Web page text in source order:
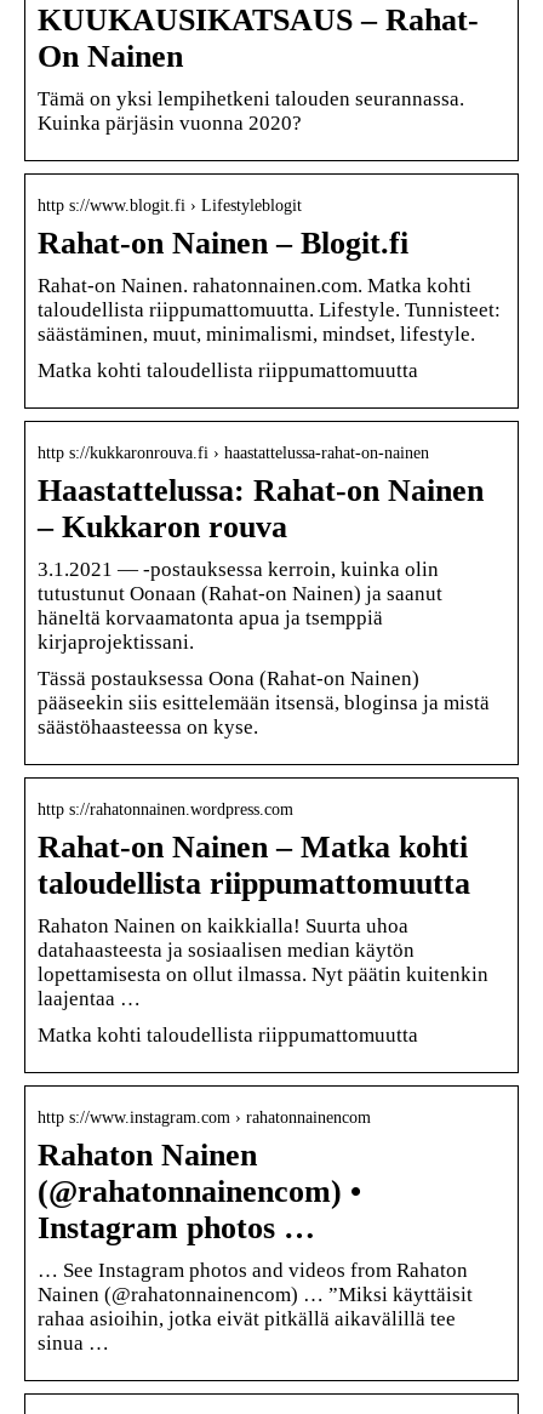
KUUKAUSIKATSAUS – Rahat-
On Nainen
Tämä on yksi lempihetkeni talouden seurannassa.
Kuinka pärjäsin vuonna 2020?
http s://www.blogit.fi › Lifestyleblogit
Rahat-on Nainen – Blogit.fi
Rahat-on Nainen. rahatonnainen.com. Matka kohti
taloudellista riippumattomuutta. Lifestyle. Tunnisteet:
säästäminen, muut, minimalismi, mindset, lifestyle.
Matka kohti taloudellista riippumattomuutta
http s://kukkaronrouva.fi › haastattelussa-rahat-on-nainen
Haastattelussa: Rahat-on Nainen
– Kukkaron rouva
3.1.2021 — -postauksessa kerroin, kuinka olin
tutustunut Oonaan (Rahat-on Nainen) ja saanut
häneltä korvaamatonta apua ja tsemppiä
kirjaprojektissani.
Tässä postauksessa Oona (Rahat-on Nainen)
pääseekin siis esittelemään itsensä, bloginsa ja mistä
säästöhaasteessa on kyse.
http s://rahatonnainen.wordpress.com
Rahat-on Nainen – Matka kohti
taloudellista riippumattomuutta
Rahaton Nainen on kaikkialla! Suurta uhoa
datahaasteesta ja sosiaalisen median käytön
lopettamisesta on ollut ilmassa. Nyt päätin kuitenkin
laajentaa …
Matka kohti taloudellista riippumattomuutta
http s://www.instagram.com › rahatonnainencom
Rahaton Nainen
(@rahatonnainencom) •
Instagram photos …
… See Instagram photos and videos from Rahaton
Nainen (@rahatonnainencom) … ”Miksi käyttäisit
rahaa asioihin, jotka eivät pitkällä aikavälillä tee
sinua …